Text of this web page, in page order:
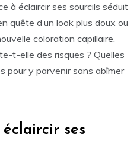
à éclaircir ses sourcils séduit
quête d’un look plus doux ou
coloration capillaire.
t-elle des risques ? Quelles
pour y parvenir sans abîmer
ses